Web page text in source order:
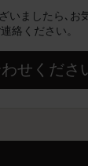
いましたら､お
絡ください。
せくださ